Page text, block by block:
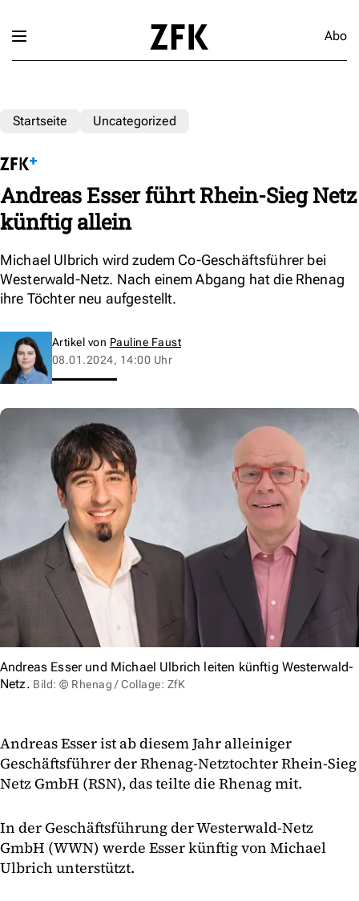
Abo
Startseite Uncategorized
Andreas Esser führt Rhein-Sieg Netz
künftig allein
Michael Ulbrich wird zudem Co-Geschäftsführer bei
Westerwald-Netz. Nach einem Abgang hat die Rhenag
ihre Töchter neu aufgestellt.
Artikel von Pauline Faust
08.01.2024, 14:00 Uhr
Andreas Esser und Michael Ulbrich leiten künftig Westerwald-
Netz. Bild: © Rhenag / Collage: ZfK
Andreas Esser ist ab diesem Jahr alleiniger
Geschäftsführer der Rhenag-Netztochter Rhein-Sieg
Netz GmbH (RSN), das teilte die Rhenag mit.
In der Geschäftsführung der Westerwald-Netz
GmbH (WWN) werde Esser künftig von Michael
Ulbrich unterstützt.